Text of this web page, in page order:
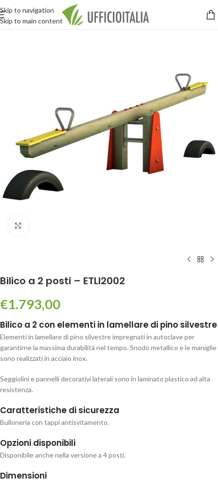
Skip to navigation
Skip to main content
Bilico a 2 posti – ETLI2002
€1.793,00
Bilico a 2 con elementi in lamellare di pino silvestre
Elementi in lamellare di pino silvestre impregnati in autoclave per
garantirne la massima durabilità nel tempo. Snodo metallico e le maniglie
sono realizzati in acciaio inox.
Seggiolini e pannelli decorativi laterali sono in laminato plastico ad alta
resistenza.
Caratteristiche di sicurezza
Bulloneria con tappi antisvitamento.
Opzioni disponibili
Disponibile anche nella versione a 4 posti.
Dimensioni